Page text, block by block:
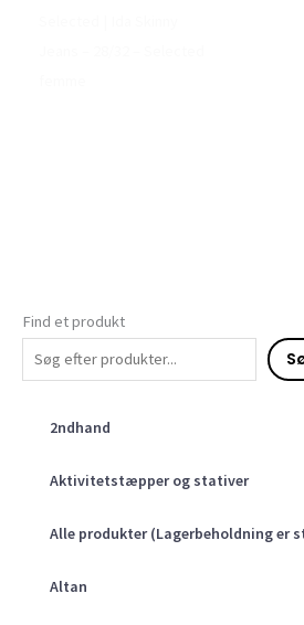
Find et produkt
2ndhand
Aktivitetstæpper og stativer
Alle produkter (Lagerbeholdning er
Altan